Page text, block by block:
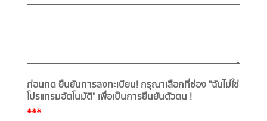
ก่อนกด ยืนยันการลงทะเบียน! กรุณาเลือกที่ช่อง "ฉันไม่ใช่
โปรแกรมอัตโนมัติ" เพื่อเป็นการยืนยันตัวตน !
***